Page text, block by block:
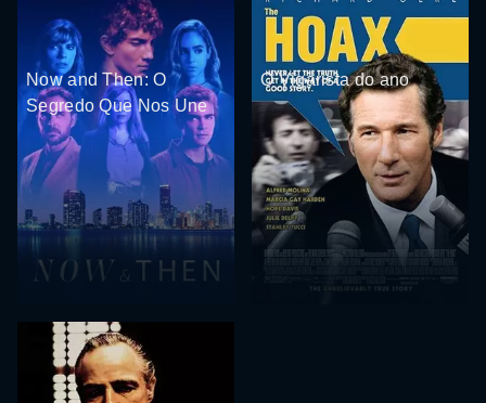
Now and Then: O
Segredo Que Nos Une
O Vigarista do ano